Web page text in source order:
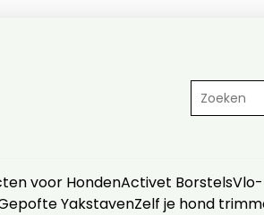
Zoeken
voor HondenActivet Borstels
YakstavenZelf je hond